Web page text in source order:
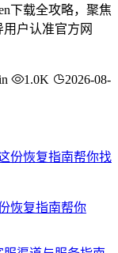
下载全攻略，聚焦
户认准官方网
1.0K
2026-08-
恢复指南帮你